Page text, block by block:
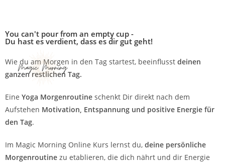
You can't pour from an empty cup -
Du hast es verdient, dass es dir gut geht!
Wie du am Morgen in den Tag startest, beeinflusst deinen
ganzen restlichen Tag.
Eine Yoga Morgenroutine schenkt Dir direkt nach dem
Aufstehen Motivation, Entspannung und positive Energie für
den Tag.
Im Magic Morning Online Kurs lernst du, deine persönliche
Morgenroutine zu etablieren, die dich nährt und dir Energie